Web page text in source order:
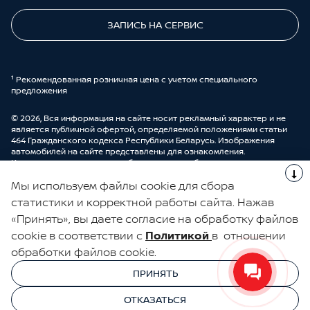
ЗАПИСЬ НА СЕРВИС
¹ Рекомендованная розничная цена с учетом специального
предложения
© 2026, Вся информация на сайте носит рекламный характер и не
является публичной офертой, определяемой положениями статьи
464 Гражданского кодекса Республики Беларусь. Изображения
автомобилей на сайте представлены для ознакомления.
Комплектации и цены могут быть изменены без предварительного
автоцентре ООО “ДрайвМоторс”.
ЭЛЕКТРОННАЯ КНИГА ОТЗЫВОВ
© 2026, УНП 191111259
ООО "ДрайвМоторс"
УНП 191111259 ООО "ДрайвМоторс"
Мы используем файлы cookie для сбора
статистики и корректной работы сайта. Нажав
«Принять», вы даете согласие на обработку файлов
cookie в соответствии с Политикой в отношении
обработки файлов cookie.
ПРИНЯТЬ
ОТКАЗАТЬСЯ